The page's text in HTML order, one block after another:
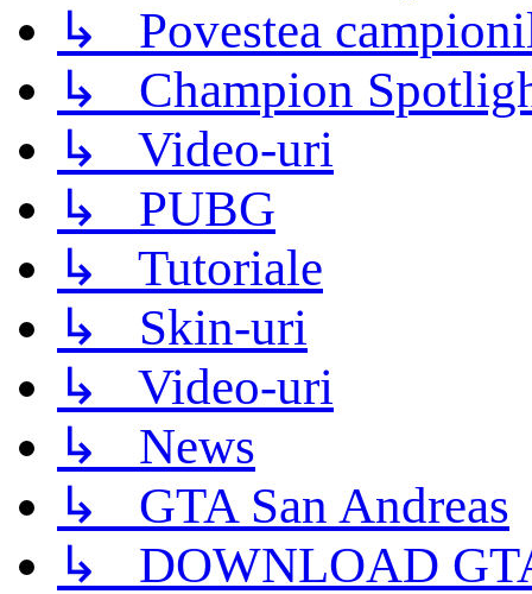
↳ Povestea
↳ Champion
↳ Video-uri
↳ PUBG
↳ Tutoriale
↳ Skin-uri
↳ Video-uri
↳ News
↳ GTA San Andreas
↳ DOWNLOAD